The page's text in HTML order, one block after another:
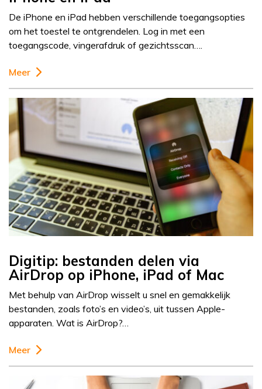
De iPhone en iPad hebben verschillende toegangsopties
om het toestel te ontgrendelen. Log in met een
toegangscode, vingerafdruk of gezichtsscan….
Meer
Digitip: bestanden delen via
AirDrop op iPhone, iPad of Mac
Met behulp van AirDrop wisselt u snel en gemakkelijk
bestanden, zoals foto’s en video’s, uit tussen Apple-
apparaten. Wat is AirDrop?…
Meer